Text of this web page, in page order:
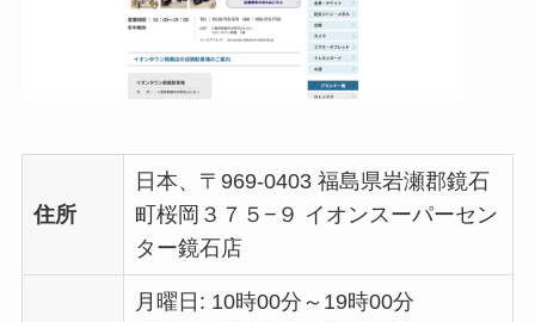
住所
日本、〒969-0403 福島県岩瀬郡鏡石
町桜岡３７５−９ イオンスーパーセン
ター鏡石店
月曜日: 10時00分～19時00分